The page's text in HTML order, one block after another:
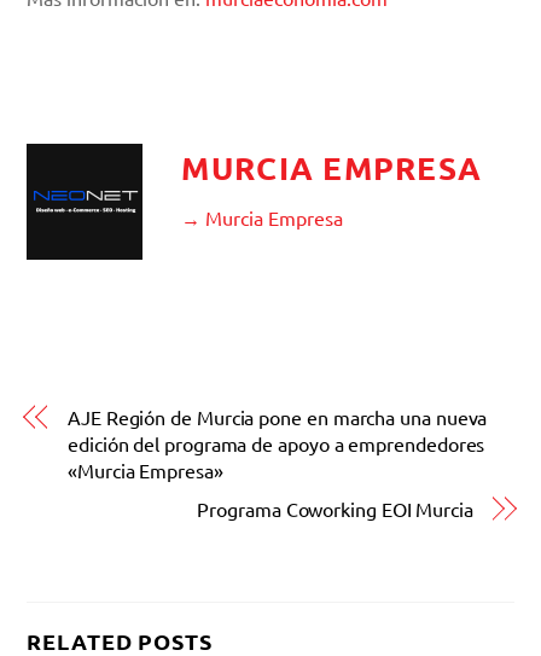
MURCIA EMPRESA
→ Murcia Empresa
AJE Región de Murcia pone en marcha una nueva
edición del programa de apoyo a emprendedores
«Murcia Empresa»
Programa Coworking EOI Murcia
RELATED POSTS